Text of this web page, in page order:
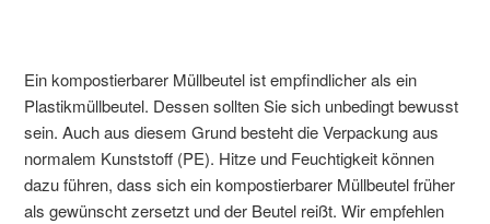
Ein kompostierbarer Müllbeutel ist empfindlicher als ein
Plastikmüllbeutel. Dessen sollten Sie sich unbedingt bewusst
sein. Auch aus diesem Grund besteht die Verpackung aus
normalem Kunststoff (PE). Hitze und Feuchtigkeit können
dazu führen, dass sich ein kompostierbarer Müllbeutel früher
als gewünscht zersetzt und der Beutel reißt. Wir empfehlen